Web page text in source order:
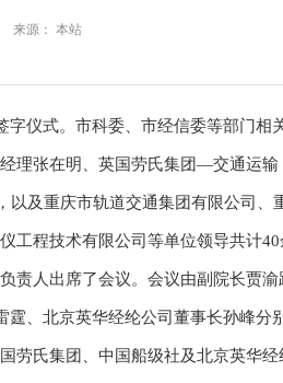
来源： 本站
仪式。市科委、市经信委等部门相
理张在明、英国劳氏集团—交通运输
以及重庆市轨道交通集团有限公司、
工程技术有限公司等单位领导共计
责人出席了会议。会议由副院长贾渝
、北京英华经纶公司董事长孙峰分
劳氏集团、中国船级社及北京英华经